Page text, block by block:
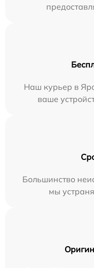
Наш курьер в
ваше
Большинство
мы